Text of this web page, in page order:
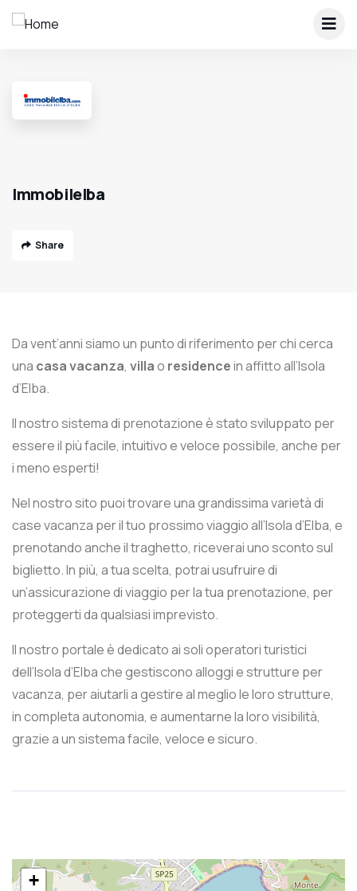
Immobilelba
Share
Da vent’anni siamo un punto di riferimento per chi cerca
una casa vacanza, villao residencein affitto all’Isola
d’Elba.
Il nostro sistema di prenotazione è stato sviluppato per
essere il più facile, intuitivo e veloce possibile, anche per
i meno esperti!
Nel nostro sito puoi trovare una grandissima varietà di
case vacanza per il tuo prossimo viaggio all’Isola d’Elba, e
prenotando anche il traghetto, riceverai uno sconto sul
biglietto. In più, a tua scelta, potrai usufruire di
un’assicurazione di viaggio per la tua prenotazione, per
proteggerti da qualsiasi imprevisto.
Il nostro portale è dedicato ai soli operatori turistici
dell’Isola d’Elba che gestiscono alloggi e strutture per
vacanza, per aiutarli a gestire al meglio le loro strutture,
in completa autonomia, e aumentarne la loro visibilità,
grazie a un sistema facile, veloce e sicuro.
+